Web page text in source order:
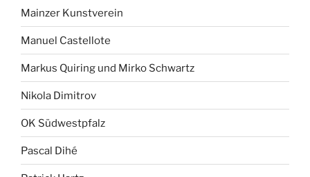
Mainzer Kunstverein
Manuel Castellote
Markus Quiring und Mirko Schwartz
Nikola Dimitrov
OK Südwestpfalz
Pascal Dihé